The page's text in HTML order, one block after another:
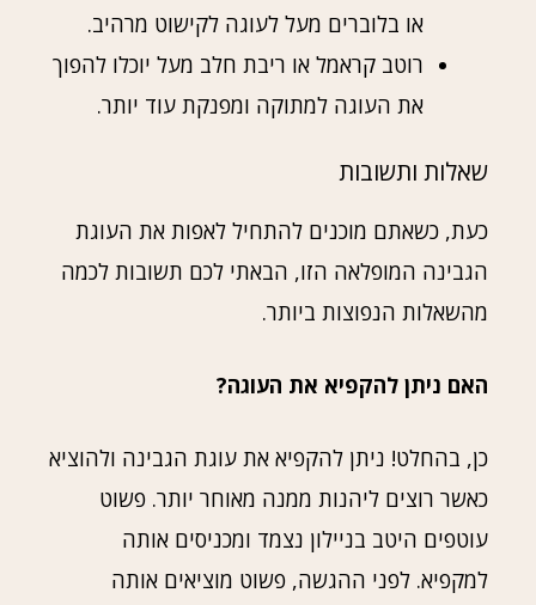
או בלוברים מעל לעוגה לקישוט מרהיב.
רוטב קראמל או ריבת חלב מעל יוכלו להפוך
את העוגה למתוקה ומפנקת עוד יותר.
שאלות ותשובות
כעת, כשאתם מוכנים להתחיל לאפות את העוגת
הגבינה המופלאה הזו, הבאתי לכם תשובות לכמה
מהשאלות הנפוצות ביותר.
האם ניתן להקפיא את העוגה?
כן, בהחלט! ניתן להקפיא את עוגת הגבינה ולהוציא
כאשר רוצים ליהנות ממנה מאוחר יותר. פשוט
עוטפים היטב בניילון נצמד ומכניסים אותה
למקפיא. לפני ההגשה, פשוט מוציאים אותה